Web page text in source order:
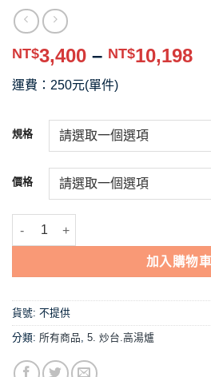
NT$3,400 – NT$10,198價
到
運費：250元(單件)
規格
價格
【二口厚板高湯爐(無邊)-5A銅面電子快
加入購物車
貨號: 不提供
分類: 所有商品, 5. 炒台.高湯爐